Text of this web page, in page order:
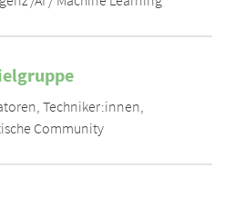
, Techniker:innen,
Community